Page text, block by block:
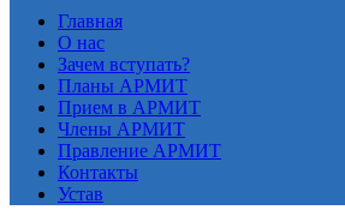
Главная
О нас
Зачем вступать?
Планы АРМИТ
Прием в АРМИТ
Члены АРМИТ
Правление АРМИТ
Контакты
Устав